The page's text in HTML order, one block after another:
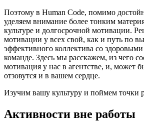
Поэтому в Human Code, помимо
уделяем внимание более тонким
культуре и долгосрочной мотивации.
мотивации у всех свой, как и путь по
эффективного коллектива со
команде. Здесь мы расскажем, из чего
мотивация у нас в агентстве, и, может
отзовутся и в вашем сердце.
Изучим вашу культуру и поймем точки
Активности вне работы